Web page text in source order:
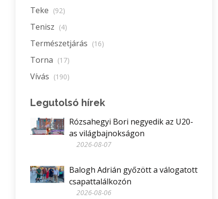
Teke (92)
Tenisz (4)
Természetjárás (16)
Torna (17)
Vívás (190)
Legutolsó hírek
Rózsahegyi Bori negyedik az U20-
as világbajnokságon
2026-08-07
Balogh Adrián győzött a válogatott
csapattalálkozón
2026-08-06